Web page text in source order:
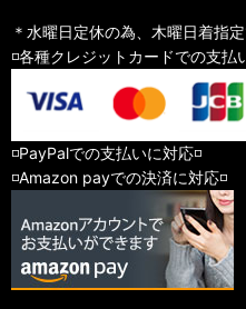
＊水曜日定休の為、木曜日着指
◽️各種クレジットカードでの支払
◽️PayPalでの支払いに対応◽️
◽️Amazon payでの決済に対応◽️